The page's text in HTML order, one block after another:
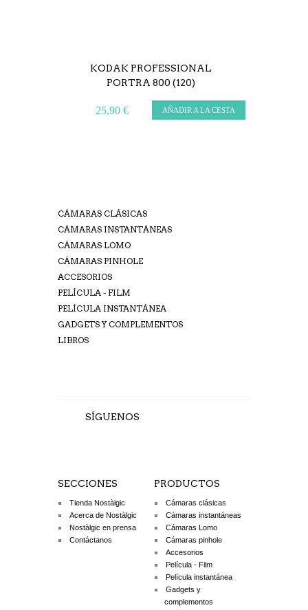
KODAK PROFESSIONAL
PORTRA 800 (120)
25,90 € AÑADIR A LA CESTA
CÁMARAS CLÁSICAS
CÁMARAS INSTANTÁNEAS
CÁMARAS LOMO
CÁMARAS PINHOLE
ACCESORIOS
PELÍCULA - FILM
PELÍCULA INSTANTÁNEA
GADGETS Y COMPLEMENTOS
LIBROS
SÍGUENOS
SECCIONES
Tienda Nostàlgic
Acerca de Nostàlgic
Nostàlgic en prensa
Contáctanos
PRODUCTOS
Cámaras clásicas
Cámaras instantáneas
Cámaras Lomo
Cámaras pinhole
Accesorios
Película - Film
Película instantánea
Gadgets y
complementos